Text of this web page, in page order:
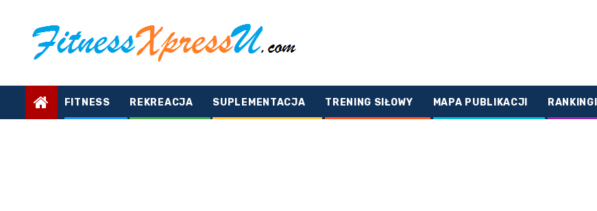
content
FITNESS REKREACJA SUPLEMENTACJA TRENING SIŁOWY MAPA PUBLIKACJI